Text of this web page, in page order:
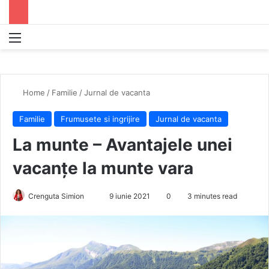
Home / Familie /Jurnal de vacanta
Familie Frumusete si ingrijire Jurnal de vacanta
La munte – Avantajele unei
vacanțe la munte vara
Crenguta Simion
d
a
9 iunie 2021 0 3 minutes read